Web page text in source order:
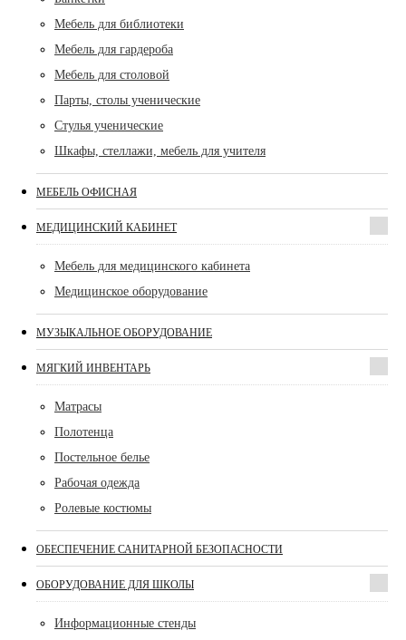
Мебель для библиотеки
Мебель для гардероба
Мебель для столовой
Парты, столы ученические
Стулья ученические
Шкафы, стеллажи, мебель для учителя
МЕБЕЛЬ ОФИСНАЯ
МЕДИЦИНСКИЙ КАБИНЕТ
Мебель для медицинского кабинета
Медицинское оборудование
МУЗЫКАЛЬНОЕ ОБОРУДОВАНИЕ
МЯГКИЙ ИНВЕНТАРЬ
Матрасы
Полотенца
Постельное белье
Рабочая одежда
Ролевые костюмы
ОБЕСПЕЧЕНИЕ САНИТАРНОЙ БЕЗОПАСНОСТИ
ОБОРУДОВАНИЕ ДЛЯ ШКОЛЫ
Информационные стенды